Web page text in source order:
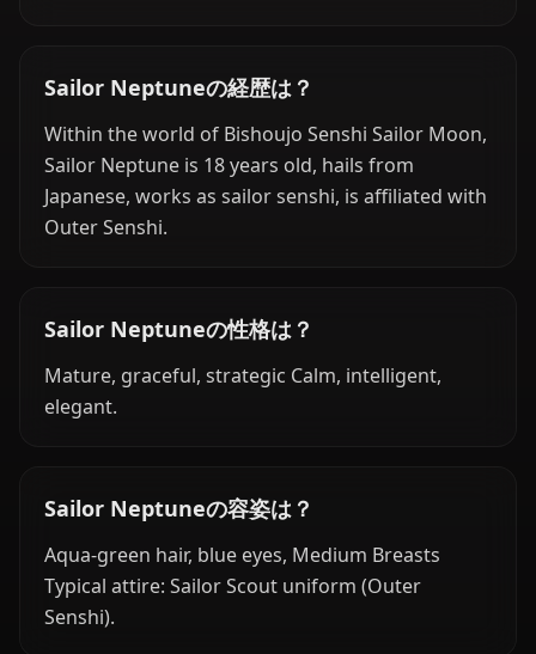
Sailor Neptuneの経歴は？
Within the world of Bishoujo Senshi Sailor Moon,
Sailor Neptune is 18 years old, hails from
Japanese, works as sailor senshi, is affiliated with
Outer Senshi.
Sailor Neptuneの性格は？
Mature, graceful, strategic Calm, intelligent,
elegant.
Sailor Neptuneの容姿は？
Aqua-green hair, blue eyes, Medium Breasts
Typical attire: Sailor Scout uniform (Outer
Senshi).